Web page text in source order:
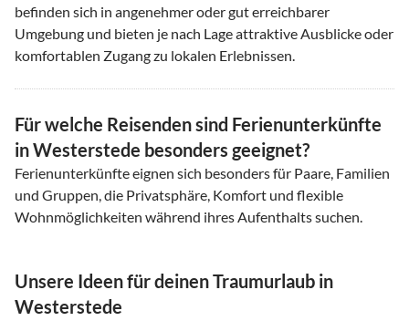
befinden sich in angenehmer oder gut erreichbarer
Umgebung und bieten je nach Lage attraktive Ausblicke oder
komfortablen Zugang zu lokalen Erlebnissen.
Für welche Reisenden sind Ferienunterkünfte
in Westerstede besonders geeignet?
Ferienunterkünfte eignen sich besonders für Paare, Familien
und Gruppen, die Privatsphäre, Komfort und flexible
Wohnmöglichkeiten während ihres Aufenthalts suchen.
Unsere Ideen für deinen Traumurlaub in
Westerstede